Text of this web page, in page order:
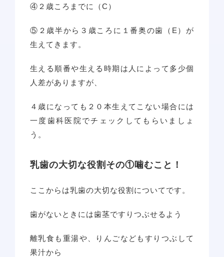
④２歳ころまでに（C）
⑤２歳半から３歳ころに１番奥の歯（E）が
生えてきます。
生える順番や生える時期は人によって多少個
人差がありますが、
４歳になっても２０本生えてこない場合には
一度歯科医院でチェックしてもらいましょ
う。
乳歯の大切な役割その①噛むこと！
ここからは乳歯の大切な役割についてです。
歯がないときには歯茎ですりつぶせるよう
離乳食も重湯や、りんごなどもすりつぶして
果汁から